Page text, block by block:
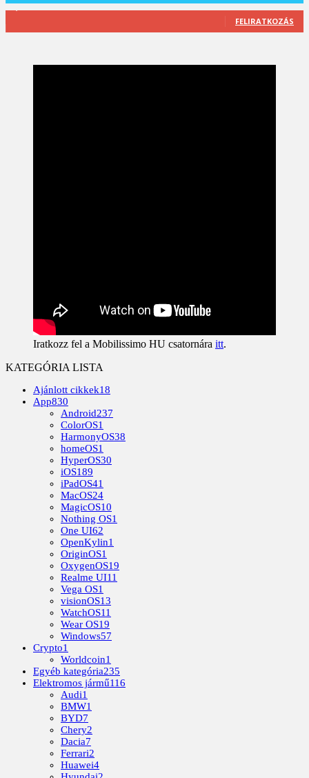
FELIRATKOZÁS
Iratkozz fel a Mobilissimo HU csatornára itt.
KATEGÓRIA LISTA
Ajánlott cikkek18
App830
Android237
ColorOS1
HarmonyOS38
homeOS1
HyperOS30
iOS189
iPadOS41
MacOS24
MagicOS10
Nothing OS1
One UI62
OpenKylin1
OriginOS1
OxygenOS19
Realme UI11
Vega OS1
visionOS13
WatchOS11
Wear OS19
Windows57
Crypto1
Worldcoin1
Egyéb kategória235
Elektromos jármű116
Audi1
BMW1
BYD7
Chery2
Dacia7
Ferrari2
Huawei4